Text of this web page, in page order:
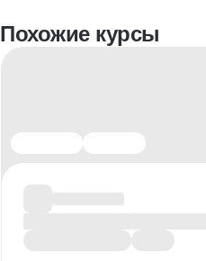
Похожие курсы